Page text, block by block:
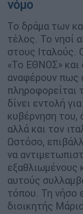
νόμο
Το δράμα των
τέλος. Το νησί
στους Ιταλούς.
«Το ΕΘΝΟΣ»
αναφέρουν πως
πληροφορείται
δίνει εντολή
κυβέρνηση του,
αλλά και τον
Ωστόσο,
να
εξαθλιωμένους
αυτούς
τόπου. Τη νήσο
διοικητής